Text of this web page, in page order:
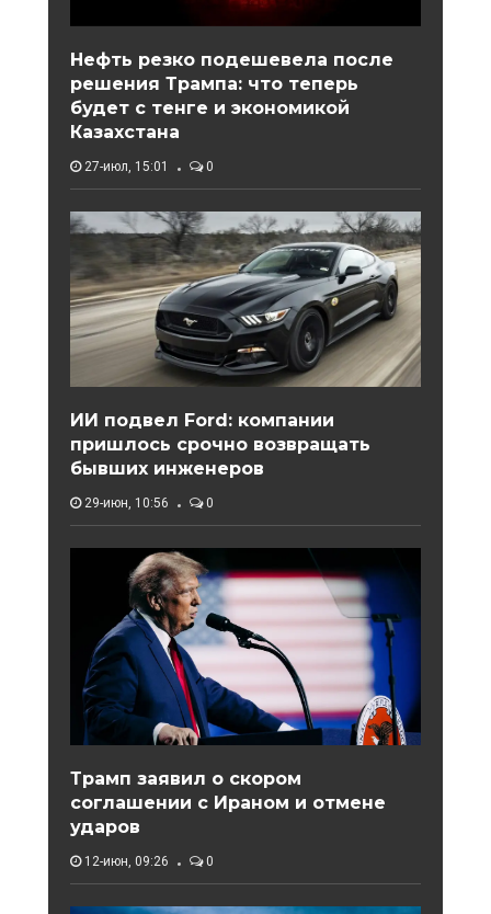
Нефть резко подешевела после
решения Трампа: что теперь
будет с тенге и экономикой
Казахстана
27-июл, 15:01 0
ИИ подвел Ford: компании
пришлось срочно возвращать
бывших инженеров
29-июн, 10:56 0
Трамп заявил о скором
соглашении с Ираном и отмене
ударов
12-июн, 09:26 0